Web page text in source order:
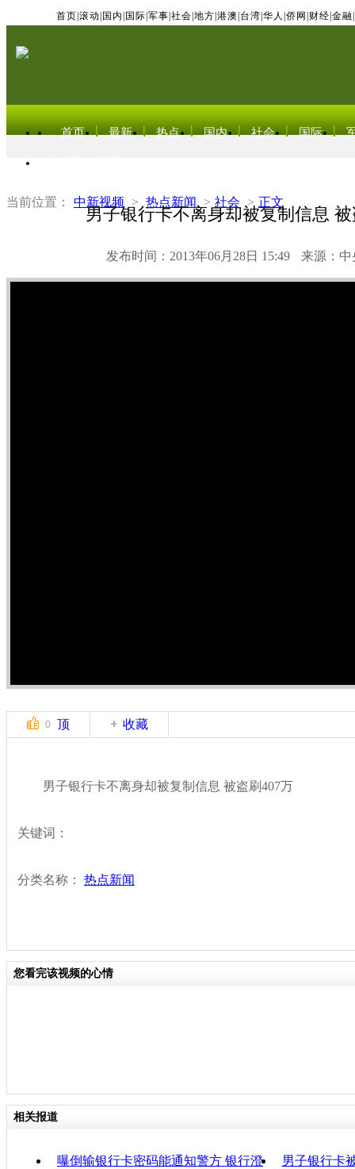
首页 滚动 国内 国际 军事 社会 地方 港澳 台湾 华人 侨网 财经 金融
首页 最新 热点 国内 社会 国际
当前位置： 中新视频 > 热点新闻 > 社会 > 正文
男子银行卡不离身却被复制信息 被
发布时间：2013年06月28日 15:49 来源：中
0 顶 收藏
男子银行卡不离身却被复制信息 被盗刷407万
关键词：
分类名称： 热点新闻
您看完该视频的心情
相关报道
曝倒输银行卡密码能通知警方 银行澄
男子银行卡